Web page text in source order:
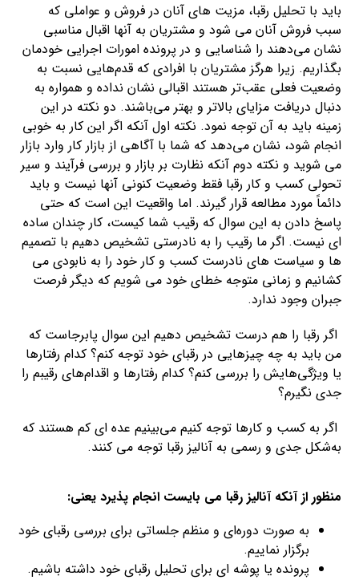
باید با تحلیل رقبا، مزیت های آنان در فروش و عواملی که
سبب فروش آنان می شود و مشتریان به آنها اقبال مناسبی
نشان می‌دهند را شناسایی و در پرونده امورات اجرایی خودمان
بگذاریم. زیرا هرگز مشتریان با افرادی که قدم‌هایی نسبت به
وضعیت فعلی عقب‌تر هستند اقبالی نشان نداده و همواره به
دنبال دریافت مزایای بالاتر و بهتر می‌باشند. دو نکته در این
زمینه باید به آن توجه نمود. نکته اول آنکه اگر این کار به خوبی
انجام شود، نشان می‌دهد که شما با آگاهی از بازار کار وارد بازار
می شوید و نکته دوم آنکه نظارت بر بازار و بررسی فرآیند و سیر
تحولی کسب و کار رقبا فقط وضعیت کنونی آنها نیست و باید
دائماً مورد مطالعه قرار گیرند. اما واقعیت این است که حتی
پاسخ دادن به این سوال که رقیب شما کیست، کار چندان ساده
ای نیست. اگر ما رقیب را به نادرستی تشخیص دهیم با تصمیم
ها و سیاست های نادرست کسب و کار خود را به نابودی می
کشانیم و زمانی متوجه خطای خود می شویم که دیگر فرصت
جبران وجود ندارد.
اگر رقبا را هم درست تشخیص دهیم این سوال پابرجاست که
من باید به چه چیزهایی در رقبای خود توجه کنم؟ کدام رفتارها
یا ویژگی‌هایش را بررسی کنم؟ کدام رفتارها و اقدام‌های رقیبم را
جدی نگیرم؟
اگر به کسب و کارها توجه کنیم می‌بینیم عده ای کم هستند که
به‌شکل جدی و رسمی به آنالیز رقبا توجه می کنند.
منظور از آنکه آنالیز رقبا می بایست انجام پذیرد یعنی:
به صورت دوره‌ای و منظم جلساتی برای بررسی رقبای خود
برگزار نماییم.
پرونده یا پوشه ای برای تحلیل رقبای خود داشته باشیم.